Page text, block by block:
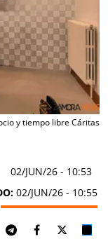
y tiempo libre Cáritas
02/JUN/26 - 10:53
02/JUN/26 - 10:55